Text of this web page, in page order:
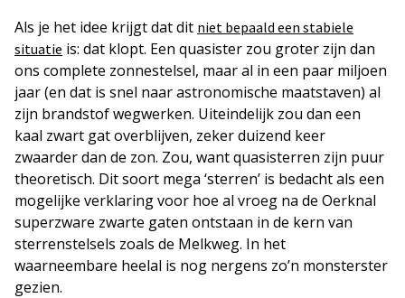
Als je het idee krijgt dat dit niet bepaald een stabiele
situatie is: dat klopt. Een quasister zou groter zijn dan
ons complete zonnestelsel, maar al in een paar miljoen
jaar (en dat is snel naar astronomische maatstaven) al
zijn brandstof wegwerken. Uiteindelijk zou dan een
kaal zwart gat overblijven, zeker duizend keer
zwaarder dan de zon. Zou, want quasisterren zijn puur
theoretisch. Dit soort mega ‘sterren’ is bedacht als een
mogelijke verklaring voor hoe al vroeg na de Oerknal
superzware zwarte gaten ontstaan in de kern van
sterrenstelsels zoals de Melkweg. In het
waarneembare heelal is nog nergens zo’n monsterster
gezien.